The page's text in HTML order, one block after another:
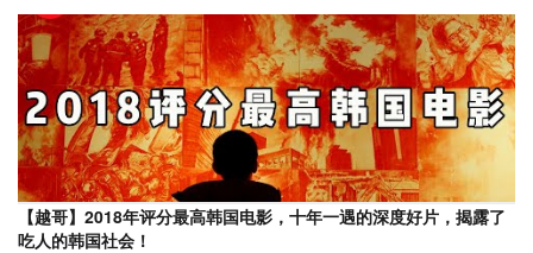
【越哥】2018年评分最高韩国电影，十年一遇的深度好片，揭露了
吃人的韩国社会！